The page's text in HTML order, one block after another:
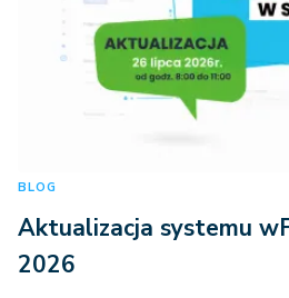
BLOG
Aktualizacja systemu
2026